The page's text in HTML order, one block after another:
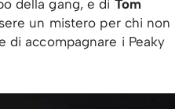
della gang, e di Tom
un mistero per chi non
di accompagnare i Peaky